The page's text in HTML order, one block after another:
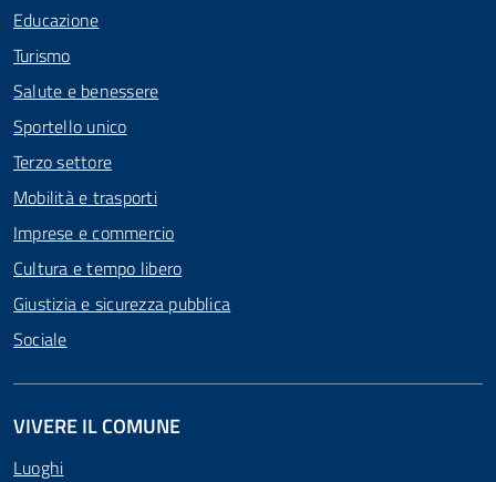
Educazione
Turismo
Salute e benessere
Sportello unico
Terzo settore
Mobilità e trasporti
Imprese e commercio
Cultura e tempo libero
Giustizia e sicurezza pubblica
Sociale
VIVERE IL COMUNE
Luoghi